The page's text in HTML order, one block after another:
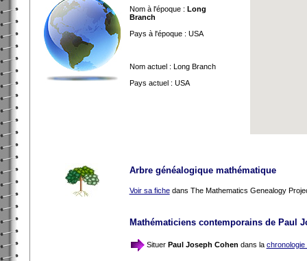
Nom à l'époque : Long
Branch
Pays à l'époque : USA
Nom actuel : Long Branch
Pays actuel : USA
Arbre généalogique mathématique
Voir sa fichedans The Mathematics Genealogy
Mathématiciens contemporains de Paul
Situer Paul Joseph Cohen dans la chronologie